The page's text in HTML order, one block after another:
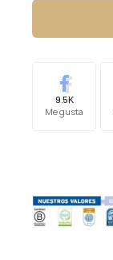
9.5K
Me gusta